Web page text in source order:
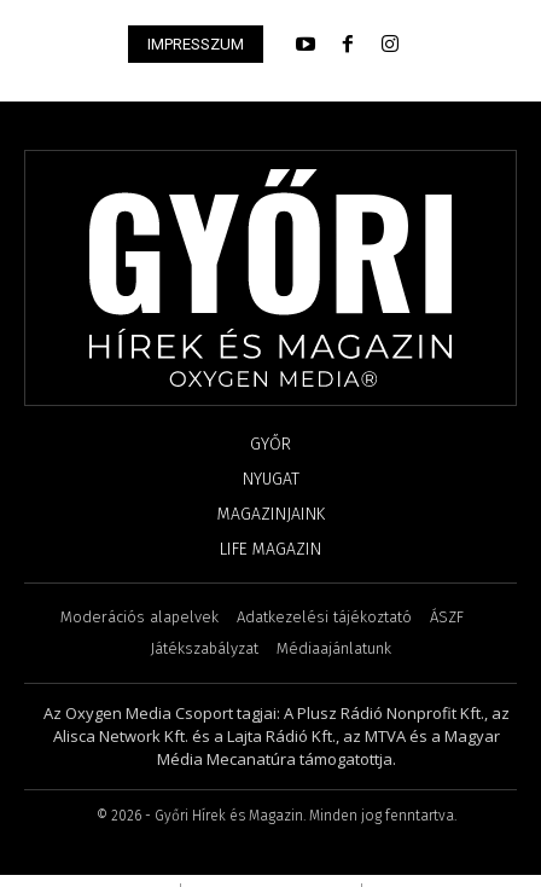
IMPRESSZUM
GYŐR
NYUGAT
MAGAZINJAINK
LIFE MAGAZIN
Moderációs alapelvek Adatkezelési tájékoztató
ÁSZF
Játékszabályzat
Médiaajánlatunk
Az Oxygen Media Csoport tagjai: A Plusz Rádió Nonprofit Kft., az
Alisca Network Kft. és a Lajta Rádió Kft., az MTVA és a Magyar
Média Mecanatúra támogatottja.
© 2026 - Győri Hírek és Magazin. Minden jog fenntartva.